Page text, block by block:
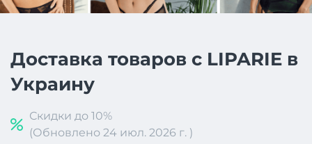
Доставка товаров с LIPARIE в
Украину
Скидки до 10%
(Обновлено 24 июл. 2026 г. )